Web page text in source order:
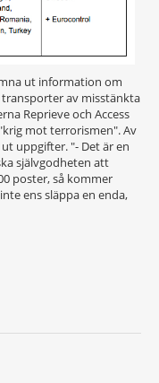
ut information om
av misstänkta
Reprieve och Access
mot terrorismen". Av
uppgifter. "- Det är en
självgodheten att
poster, så kommer
ens släppa en enda,